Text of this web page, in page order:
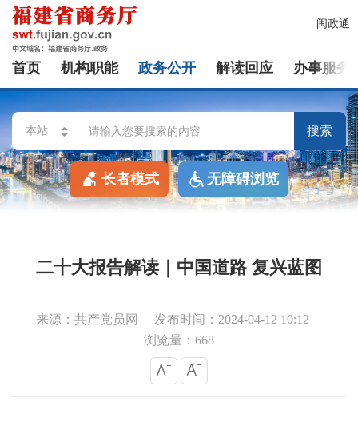
闽政通
首页 机构职能 政务公开 解读回应 办事服务
搜索
长者模式 无障碍浏览
二十大报告解读｜中国道路 复兴蓝图
来源：共产党员网
发布时间：2024-04-12 10:12
浏览量：668